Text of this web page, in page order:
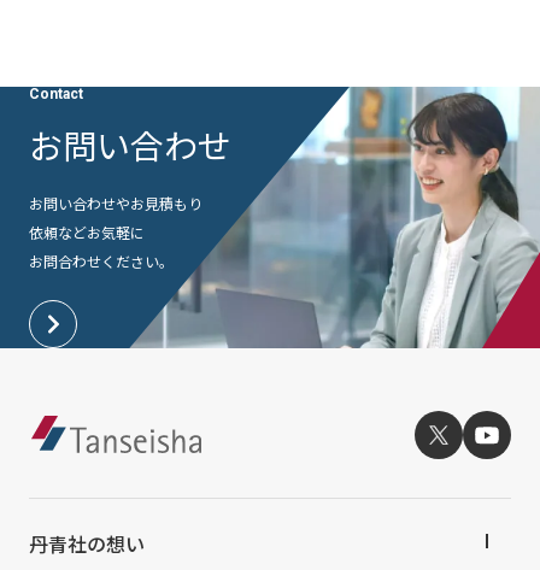
よくあるご質問
免責事項
社外からの評価・認定
統合報告書
採用情報
個人情報保護方針
個人情報の取り扱いについて
特定個人情報の適正な取扱いに関する基本方針
ウェブサイト利用規定
ソーシャルメディアポリシー
Language 日本語English
Contact
お問い合わせ
お問い合わせやお見積もり
依頼などお気軽に
お問合わせください。
丹青社の想い